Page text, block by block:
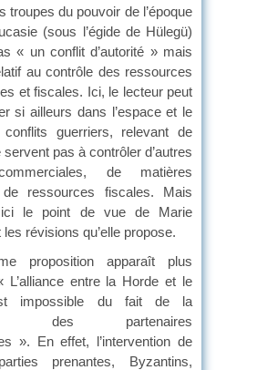
troupes du pouvoir de l’époque
(sous l’égide de Hülegü)
« un conflit d’autorité » mais
au contrôle des ressources
et fiscales. Ici, le lecteur peut
si ailleurs dans l’espace et le
guerriers, relevant de
servent pas à contrôler d’autres
de matières
de ressources fiscales. Mais
ici le point de vue de Marie
révisions qu’elle propose.
proposition apparaît plus
L’alliance entre la Horde et le
impossible du fait de la
des partenaires
». En effet, l’intervention de
prenantes, Byzantins,